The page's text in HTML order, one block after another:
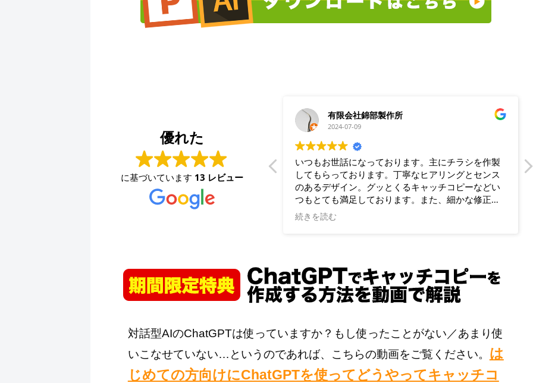
優れた
に基づいています 13 レビュー
少し前から問い合わせ用のメールアドレスが使えな
くなり、困っていました。久々に連絡を取りました
が、素早く対応して頂きました。ありがとうござい
有限会社錦部製作所
2024-07-09
いつもお世話になっております。主にチラシを作製
してもらっております。丁寧なヒアリングとセンス
のあるデザイン。グッとくるキャッチコピーなどい
つもとても満足しております。また、細かな修正に
も素早く対応していただき、助かっております。
続きを読む
対話型AIのChatGPTは使っていますか？もし使ったことがない／あまり使
いこなせていない…というのであれば、こちらの動画をご覧ください。 は
じめての方向けにChatGPTを使ってどうやってキャッチコ